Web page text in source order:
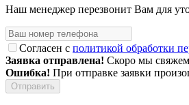
Наш менеджер перезвонит Вам для
Согласен с политикой обработки
Заявка отправлена! Скоро мы
Ошибка! При отправке заявки